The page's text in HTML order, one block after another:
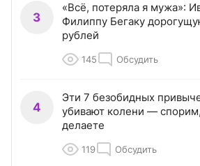
3
«Всё, потеряла я мужа»:
Филиппу Бегаку
рублей
145 Обсудить
4
Эти 7 безобидных
убивают колени —
делаете
119 Обсудить